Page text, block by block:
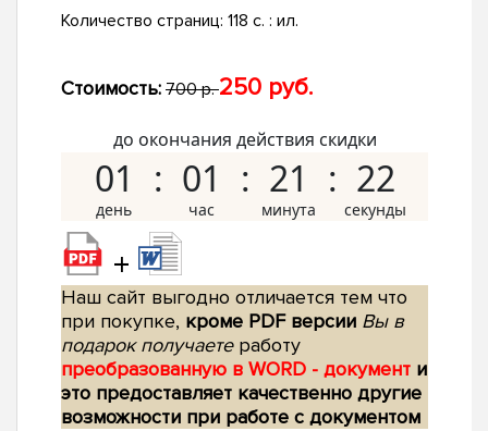
Количество страниц: 118 с. : ил.
Стоимость: 700 р.250 руб.
до окончания действия скидки
01 01 21 21
+
Наш сайт выгодно отличается тем что
при покупке, кроме PDF версии Вы в
подарок получаетеработу
преобразованную в WORD - документ и
это предоставляет качественно другие
возможности при работе с документом